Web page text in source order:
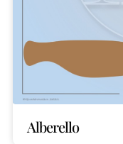
Alberello